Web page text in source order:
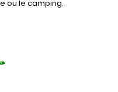
ou le camping.